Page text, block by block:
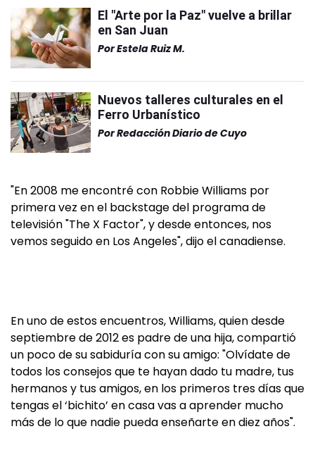
El "Arte por la Paz" vuelve a brillar
en San Juan
PorEstela Ruiz M.
Nuevos talleres culturales en el
Ferro Urbanístico
PorRedacción Diario de Cuyo
"En 2008 me encontré con Robbie Williams por
primera vez en el backstage del programa de
televisión "The X Factor", y desde entonces, nos
vemos seguido en Los Angeles", dijo el canadiense.
En uno de estos encuentros, Williams, quien desde
septiembre de 2012 es padre de una hija, compartió
un poco de su sabiduría con su amigo: "Olvídate de
todos los consejos que te hayan dado tu madre, tus
hermanos y tus amigos, en los primeros tres días que
tengas el ‘bichito’ en casa vas a aprender mucho
más de lo que nadie pueda enseñarte en diez años".